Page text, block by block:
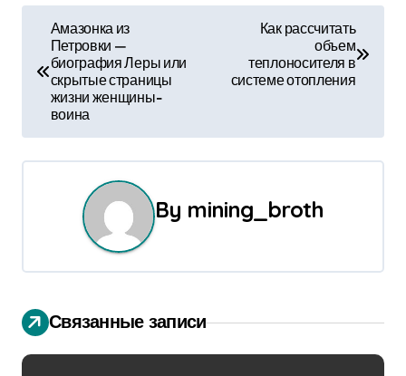
и
г
и
я
п
Амазонка из
Петровки —
биография Леры или
скрытые страницы
жизни женщины-
воина
Как рассчитать
объем
теплоносителя в
системе отопления
By mining_broth
Связанные записи